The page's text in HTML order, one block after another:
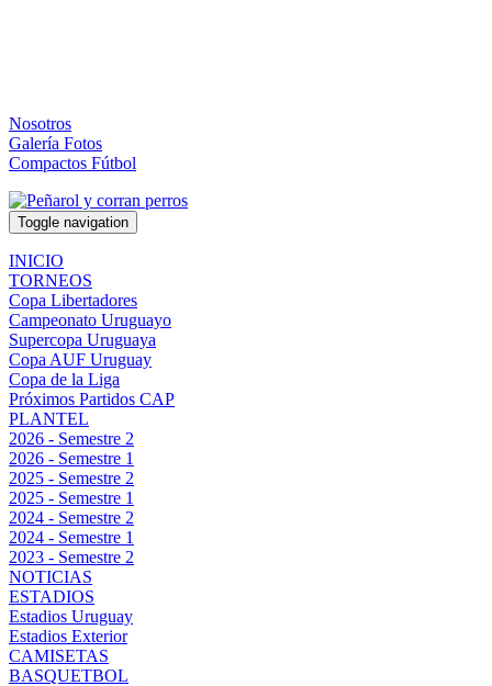
Nosotros
Galería Fotos
Compactos Fútbol
Toggle navigation
INICIO
TORNEOS
Copa Libertadores
Campeonato Uruguayo
Supercopa Uruguaya
Copa AUF Uruguay
Copa de la Liga
Próximos Partidos CAP
PLANTEL
2026 - Semestre 2
2026 - Semestre 1
2025 - Semestre 2
2025 - Semestre 1
2024 - Semestre 2
2024 - Semestre 1
2023 - Semestre 2
NOTICIAS
ESTADIOS
Estadios Uruguay
Estadios Exterior
CAMISETAS
BASQUETBOL